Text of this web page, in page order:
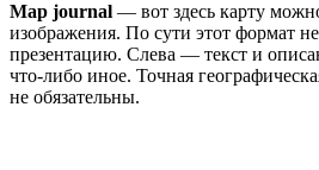
Map journal — вот здесь карту
изображения. По сути этот формат
презентацию. Слева — текст и
что-либо иное. Точная
не обязательны.